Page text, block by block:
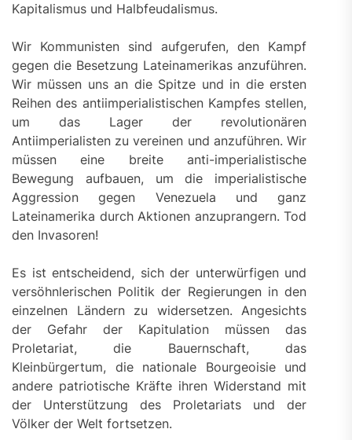
Kapitalismus und Halbfeudalismus.
Wir Kommunisten sind aufgerufen, den Kampf
gegen die Besetzung Lateinamerikas anzuführen.
Wir müssen uns an die Spitze und in die ersten
Reihen des antiimperialistischen Kampfes stellen,
um das Lager der revolutionären
Antiimperialisten zu vereinen und anzuführen. Wir
müssen eine breite anti-imperialistische
Bewegung aufbauen, um die imperialistische
Aggression gegen Venezuela und ganz
Lateinamerika durch Aktionen anzuprangern. Tod
den Invasoren!
Es ist entscheidend, sich der unterwürfigen und
versöhnlerischen Politik der Regierungen in den
einzelnen Ländern zu widersetzen. Angesichts
der Gefahr der Kapitulation müssen das
Proletariat, die Bauernschaft, das
Kleinbürgertum, die nationale Bourgeoisie und
andere patriotische Kräfte ihren Widerstand mit
der Unterstützung des Proletariats und der
Völker der Welt fortsetzen.